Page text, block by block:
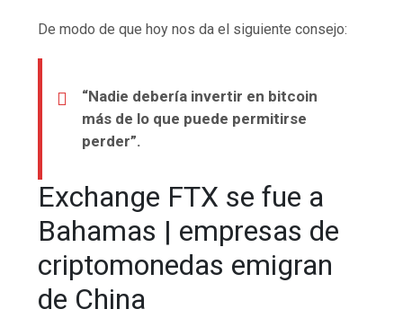
De modo de que hoy nos da el siguiente consejo:
“Nadie debería invertir en bitcoin
más de lo que puede permitirse
perder”.
Exchange FTX se fue a
Bahamas | empresas de
criptomonedas emigran
de China